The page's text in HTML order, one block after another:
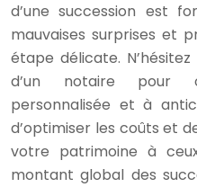
d’une succession est
mauvaises surprises et
étape délicate.
d’un notaire pour
personnalisée et à
d’optimiser les coûts et
votre patrimoine à
montant global des